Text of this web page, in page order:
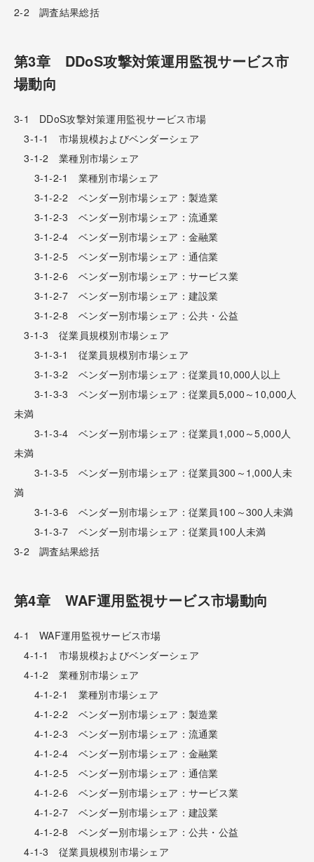
2-2 調査結果総括
第3章 DDoS攻撃対策運用監視サービス市
場動向
3-1 DDoS攻撃対策運用監視サービス市場
3-1-1 市場規模およびベンダーシェア
3-1-2 業種別市場シェア
3-1-2-1 業種別市場シェア
3-1-2-2 ベンダー別市場シェア：製造業
3-1-2-3 ベンダー別市場シェア：流通業
3-1-2-4 ベンダー別市場シェア：金融業
3-1-2-5 ベンダー別市場シェア：通信業
3-1-2-6 ベンダー別市場シェア：サービス業
3-1-2-7 ベンダー別市場シェア：建設業
3-1-2-8 ベンダー別市場シェア：公共・公益
3-1-3 従業員規模別市場シェア
3-1-3-1 従業員規模別市場シェア
3-1-3-2 ベンダー別市場シェア：従業員10,000人以上
3-1-3-3 ベンダー別市場シェア：従業員5,000～10,000人
未満
3-1-3-4 ベンダー別市場シェア：従業員1,000～5,000人
未満
3-1-3-5 ベンダー別市場シェア：従業員300～1,000人未
満
3-1-3-6 ベンダー別市場シェア：従業員100～300人未満
3-1-3-7 ベンダー別市場シェア：従業員100人未満
3-2 調査結果総括
第4章 WAF運用監視サービス市場動向
4-1 WAF運用監視サービス市場
4-1-1 市場規模およびベンダーシェア
4-1-2 業種別市場シェア
4-1-2-1 業種別市場シェア
4-1-2-2 ベンダー別市場シェア：製造業
4-1-2-3 ベンダー別市場シェア：流通業
4-1-2-4 ベンダー別市場シェア：金融業
4-1-2-5 ベンダー別市場シェア：通信業
4-1-2-6 ベンダー別市場シェア：サービス業
4-1-2-7 ベンダー別市場シェア：建設業
4-1-2-8 ベンダー別市場シェア：公共・公益
4-1-3 従業員規模別市場シェア